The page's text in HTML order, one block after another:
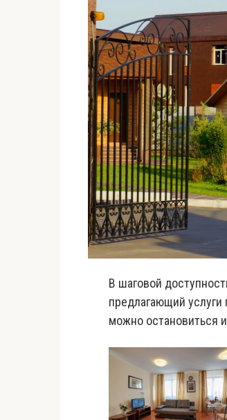
В шаговой
предлагающий
можно остановиться